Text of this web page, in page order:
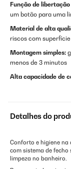
Função de
um botão para uma
Material de alta
riscos com
Montagem simples:
menos de 3 minutos
Alta capacidade de
Detalhes do
Conforto e higiene na
com sistema de
limpeza no banheiro.